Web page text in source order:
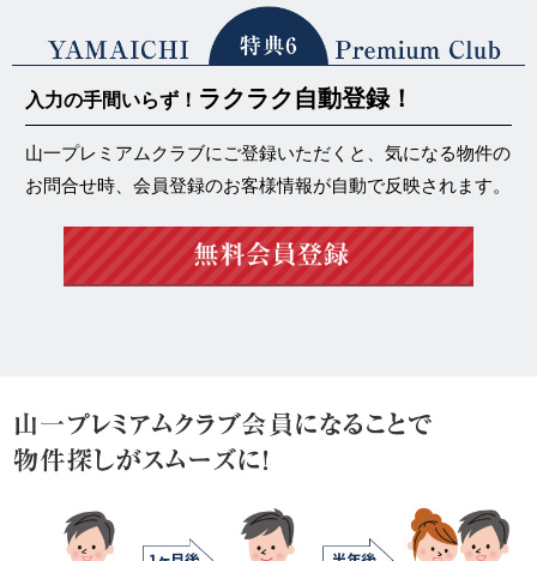
入力の手間いらず！ ラクラク自動登録！
山一プレミアムクラブにご登録いただくと、気になる物件の
お問合せ時、会員登録のお客様情報が自動で反映されます。